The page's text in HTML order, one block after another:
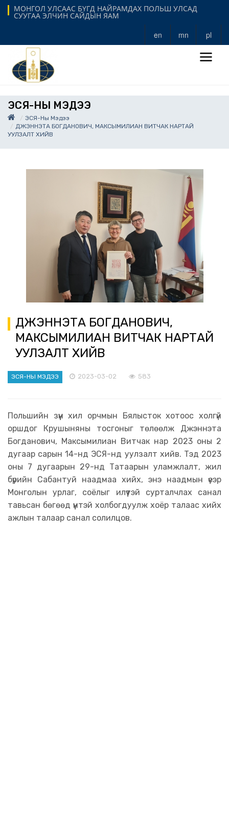
МОНГОЛ УЛСААС БҮГД НАЙРАМДАХ ПОЛЬШ УЛСАД
СУУГАА ЭЛЧИН САЙДЫН ЯАМ
en mn pl
ЭСЯ-НЫ МЭДЭЭ
ЭСЯ-Ны Мэдээ
ДЖЭННЭТА БОГДАНОВИЧ, МАКСЫМИЛИАН ВИТЧАК НАРТАЙ
УУЛЗАЛТ ХИЙВ
ДЖЭННЭТА БОГДАНОВИЧ,
МАКСЫМИЛИАН ВИТЧАК НАРТАЙ
УУЛЗАЛТ ХИЙВ
ЭСЯ-НЫ МЭДЭЭ 2023-03-02 583
Польшийн зүүн хил орчмын Бялысток хотоос холгүй
оршдог Крушыняны тосгоныг төлөөлж Джэннэта
Богданович, Максымилиан Витчак нар 2023 оны 2
дугаар сарын 14-нд ЭСЯ-нд уулзалт хийв. Тэд 2023
оны 7 дугаарын 29-нд Татаарын уламжлалт, жил
бүрийн Сабантуй наадмаа хийх, энэ наадмын үеэр
Монголын урлаг, соёлыг илүүтэй сурталчлах санал
тавьсан бөгөөд үүнтэй холбогдуулж хоёр талаас хийх
ажлын талаар санал солилцов.